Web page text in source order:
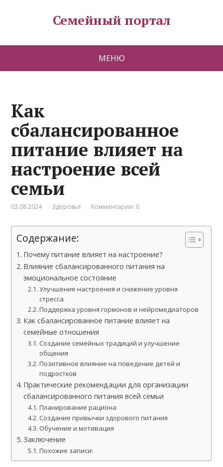
Семейный портал
МЕНЮ
Как
сбалансированное
питание влияет на
настроение всей
семьи
03.08.2024 Здоровье Комментарии: 0
Содержание:
Почему питание влияет на настроение?
Влияние сбалансированного питания на
эмоциональное состояние
Улучшение настроения и снижение уровня
стресса
Поддержка уровня гормонов и нейромедиаторов
Как сбалансированное питание влияет на
семейные отношения
Создание семейных традиций и улучшение
общения
Позитивное влияние на поведение детей и
подростков
Практические рекомендации для организации
сбалансированного питания всей семьи
Планирование рациона
Создание привычки здорового питания
Обучение и мотивация
Заключение
Похожие записи: